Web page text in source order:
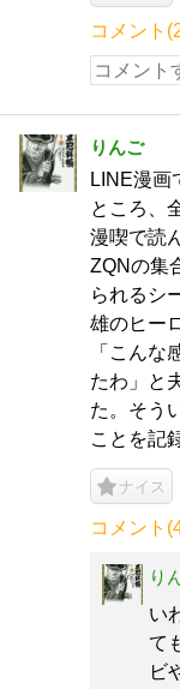
コメント
りんご
LINE漫画
ところ、
漫喫で読
ZQNの集
られるシ
雄のヒー
「こんな
たわ」と
た。そう
ことを記
ナイス
コメント
り
い
て
ビ